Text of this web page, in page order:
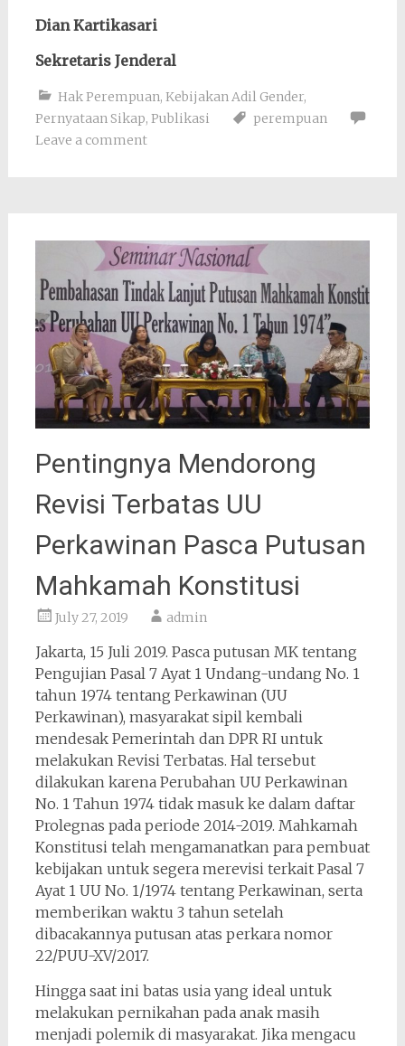
Dian Kartikasari
Sekretaris Jenderal
Hak Perempuan, Kebijakan Adil Gender,
Pernyataan Sikap, Publikasi
perempuan
Leave a comment
Pentingnya Mendorong
Revisi Terbatas UU
Perkawinan Pasca Putusan
Mahkamah Konstitusi
July 27, 2019 admin
Jakarta, 15 Juli 2019. Pasca putusan MK tentang
Pengujian Pasal 7 Ayat 1 Undang-undang No. 1
tahun 1974 tentang Perkawinan (UU
Perkawinan), masyarakat sipil kembali
mendesak Pemerintah dan DPR RI untuk
melakukan Revisi Terbatas. Hal tersebut
dilakukan karena Perubahan UU Perkawinan
No. 1 Tahun 1974 tidak masuk ke dalam daftar
Prolegnas pada periode 2014-2019. Mahkamah
Konstitusi telah mengamanatkan para pembuat
kebijakan untuk segera merevisi terkait Pasal 7
Ayat 1 UU No. 1/1974 tentang Perkawinan, serta
memberikan waktu 3 tahun setelah
dibacakannya putusan atas perkara nomor
22/PUU-XV/2017.
Hingga saat ini batas usia yang ideal untuk
melakukan pernikahan pada anak masih
menjadi polemik di masyarakat. Jika mengacu